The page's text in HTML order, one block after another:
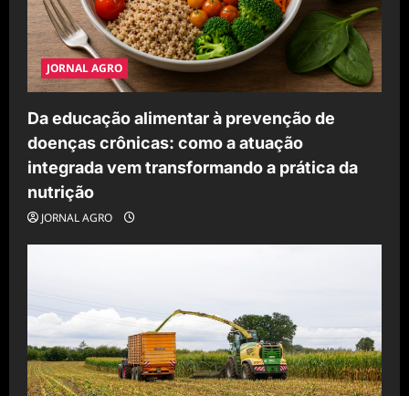
JORNAL AGRO
Da educação alimentar à prevenção de
doenças crônicas: como a atuação
integrada vem transformando a prática da
nutrição
JORNAL AGRO